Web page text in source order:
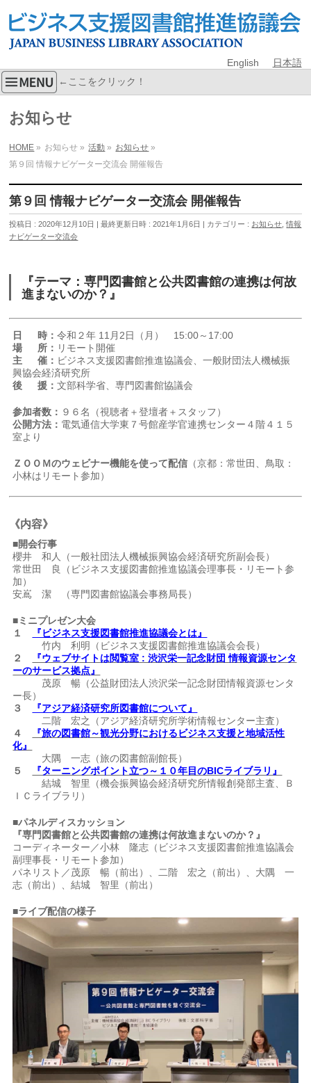
English 日本語
←ここをクリック！
お知らせ
HOME » お知らせ » 活動 » お知らせ »
第９回 情報ナビゲーター交流会 開催報告
第９回 情報ナビゲーター交流会 開催報告
投稿日 : 2020年12月10日 最終更新日時 : 2021年1月6日 カテゴリー : お知らせ ,情報
ナビゲーター交流会
『テーマ：専門図書館と公共図書館の連携は何故
進まないのか？』
日 時：令和２年 11月2日（月） 15:00～17:00
場 所： リモート開催
主 催： ビジネス支援図書館推進協議会、一般財団法人機械振
興協会経済研究所
後 援：文部科学省、専門図書館協議会
参加者数： ９６名（視聴者＋登壇者＋スタッフ）
公開方法： 電気通信大学東７号館産学官連携センター４階４１５
室より
ＺＯＯＭのウェビナー機能を使って配信 （京都：常世田、鳥取：
小林はリモート参加）
《内容》
■開会行事
櫻井 和人（一般社団法人機械振興協会経済研究所副会長）
常世田 良（ビジネス支援図書館推進協議会理事長・リモート参
加）
安嶌 潔 （専門図書館協議会事務局長）
■ミニプレゼン大会
１
『ビジネス支援図書館推進協議会とは』
竹内 利明（ビジネス支援図書館推進協議会会長）
２
『ウェブサイトは閲覧室 : 渋沢栄一記念財団 情報資源センタ
ーのサービス拠点』
茂原 暢（公益財団法人渋沢栄一記念財団情報資源センタ
ー長）
３
『アジア経済研究所図書館について』
二階 宏之（アジア経済研究所学術情報センター主査）
４
『旅の図書館～観光分野におけるビジネス支援と地域活性
化』
大隅 一志（旅の図書館副館長）
５
『ターニングポイント立つ～１０年目のBICライブラリ』
結城 智里（機会振興協会経済研究所情報創発部主査、Ｂ
ＩＣライブラリ）
■パネルディスカッション
『専門図書館と公共図書館の連携は何故進まないのか？』
コーディネーター／小林 隆志（ビジネス支援図書館推進協議会
副理事長・リモート参加）
パネリスト／茂原 暢（前出）、二階 宏之（前出）、大隅 一
志（前出）、結城 智里（前出）
■ライブ配信の様子